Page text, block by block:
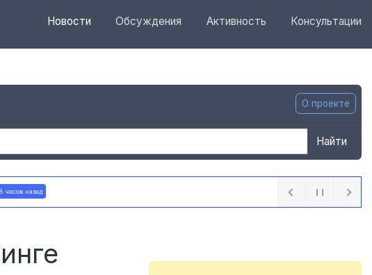
Новости Обсуждения Активность Консультации
О проекте
Найти
часов назад